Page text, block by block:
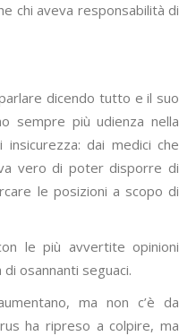
chi aveva responsabilità di
dicendo tutto e il suo
sempre più udienza nella
dai medici che
vero di poter disporre di
le posizioni a scopo di
le più avvertite opinioni
osannanti seguaci.
ma non c’è da
ha ripreso a colpire, ma